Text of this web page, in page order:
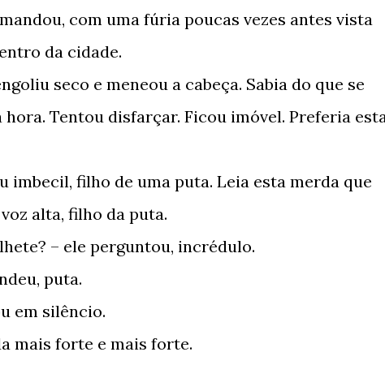
com uma fúria poucas vezes antes vista
da cidade.
seco e meneou a cabeça. Sabia do que se
Tentou disfarçar. Ficou imóvel. Preferia
imbecil, filho de uma puta. Leia esta merda que
alta, filho da puta.
– ele perguntou, incrédulo.
puta.
em silêncio.
mais forte e mais forte.